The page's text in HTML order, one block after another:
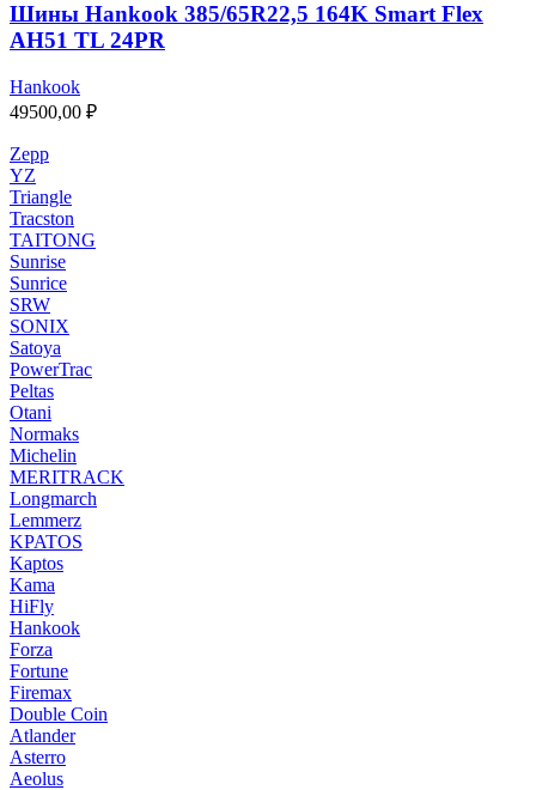
Шины Hankook 385/65R22,5 164K Smart Flex
AH51 TL 24PR
Hankook
49500,00 ₽
Zepp
YZ
Triangle
Tracston
TAITONG
Sunrise
Sunrice
SRW
SONIX
Satoya
PowerTrac
Peltas
Otani
Normaks
Michelin
MERITRACK
Longmarch
Lemmerz
KPATOS
Kaptos
Kama
HiFly
Hankook
Forza
Fortune
Firemax
Double Coin
Atlander
Asterro
Aeolus